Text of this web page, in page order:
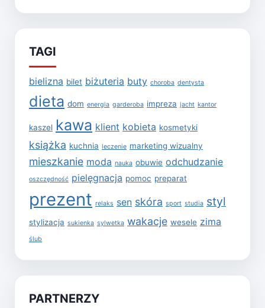
TAGI
bielizna bilet biżuteria buty choroba dentysta
dieta dom energia garderoba impreza jacht kantor
kaszel kawa klient kobieta kosmetyki
książka kuchnia leczenie marketing wizualny
mieszkanie moda nauka obuwie odchudzanie
oszczędność pielęgnacja pomoc preparat
prezent relaks sen skóra sport studia styl
stylizacja sukienka sylwetka wakacje wesele zima
ślub
PARTNERZY